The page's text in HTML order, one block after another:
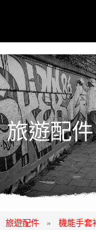
旅遊配件
旅遊配件 » 機能手套